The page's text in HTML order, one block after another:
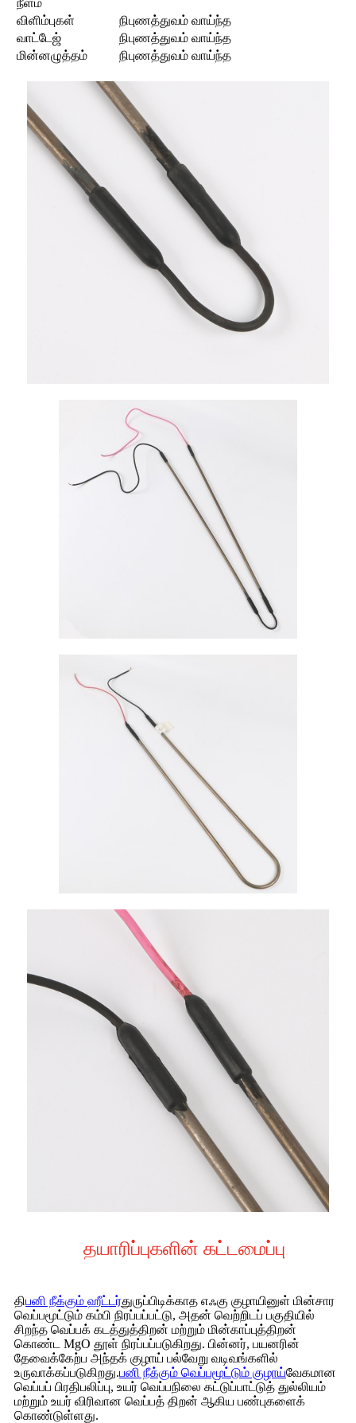
விளிம்புகள்
நிபுணத்துவம் வாய்ந்த
வாட்டேஜ்
நிபுணத்துவம் வாய்ந்த
மின்னழுத்தம்
நிபுணத்துவம் வாய்ந்த
தயாரிப்புகளின் கட்டமைப்பு
திபனி நீக்கும் ஹீட்டர்துருப்பிடிக்காத எஃகு குழாயினுள் மின்சார
வெப்பமூட்டும் கம்பி நிரப்பப்பட்டு, அதன் வெற்றிடப் பகுதியில்
சிறந்த வெப்பக் கடத்துத்திறன் மற்றும் மின்காப்புத்திறன்
கொண்ட MgO தூள் நிரப்பப்படுகிறது. பின்னர், பயனரின்
தேவைக்கேற்ப அந்தக் குழாய் பல்வேறு வடிவங்களில்
உருவாக்கப்படுகிறது.பனி நீக்கும் வெப்பமூட்டும் குழாய்வேகமான
வெப்பப் பிரதிபலிப்பு, உயர் வெப்பநிலை கட்டுப்பாட்டுத் துல்லியம்
மற்றும் உயர் விரிவான வெப்பத் திறன் ஆகிய பண்புகளைக்
கொண்டுள்ளது.